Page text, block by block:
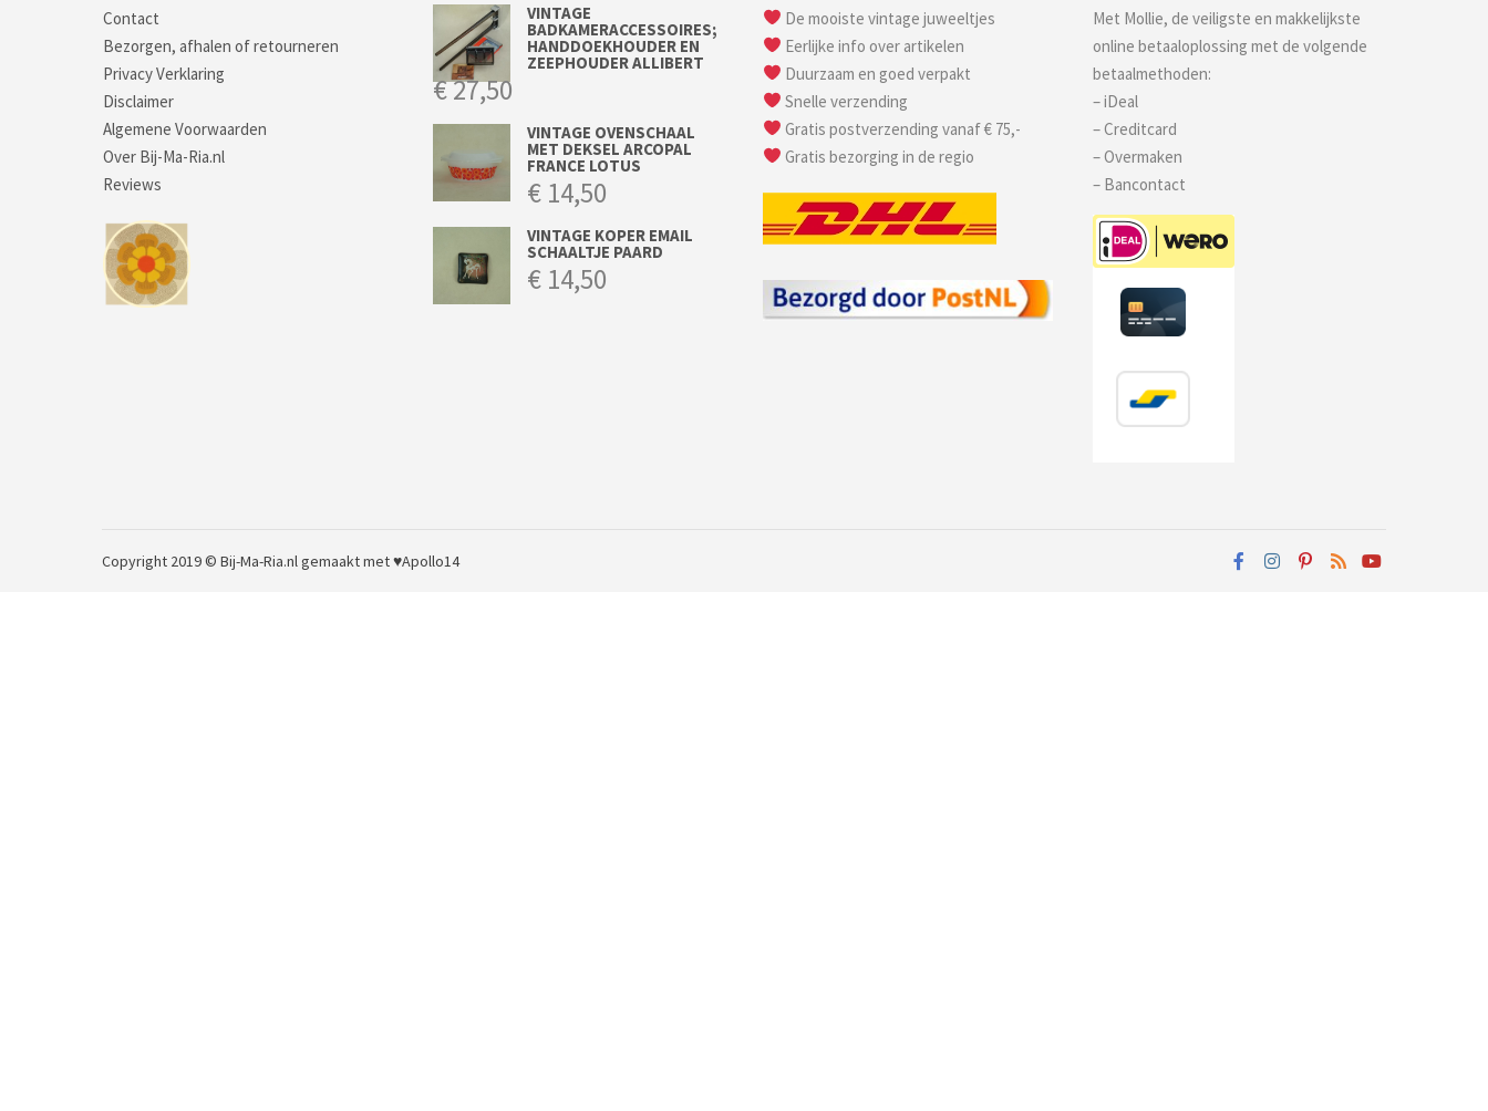
Contact
Bezorgen, afhalen of retourneren
Privacy Verklaring
Disclaimer
Algemene Voorwaarden
Over Bij-Ma-Ria.nl
Reviews
VINTAGE
BADKAMERACCESSOIRES;
HANDDOEKHOUDER EN
ZEEPHOUDER ALLIBERT
€27,50
VINTAGE OVENSCHAAL
MET DEKSEL ARCOPAL
FRANCE LOTUS
€ 14,50
VINTAGE KOPER EMAIL
SCHAALTJE PAARD
€ 14,50
De mooiste vintage juweeltjes
Eerlijke info over artikelen
Duurzaam en goed verpakt
Snelle verzending
Gratis postverzending vanaf € 75,-
Gratis bezorging in de regio
Met Mollie, de veiligste en makkelijkste
online betaaloplossing met de volgende
betaalmethoden:
– iDeal
– Creditcard
– Overmaken
– Bancontact
Copyright 2019 © Bij-Ma-Ria.nlgemaakt met ♥Apollo14